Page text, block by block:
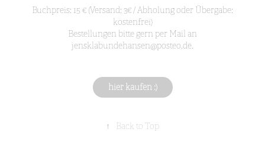
Buchpreis: 15 € (Versand: 3€ / Abholung oder Übergabe:
kostenfrei)
Bestellungen bitte gern per Mail an
jensklabundehansen@posteo.de.
hier kaufen :)
↑ Back to Top